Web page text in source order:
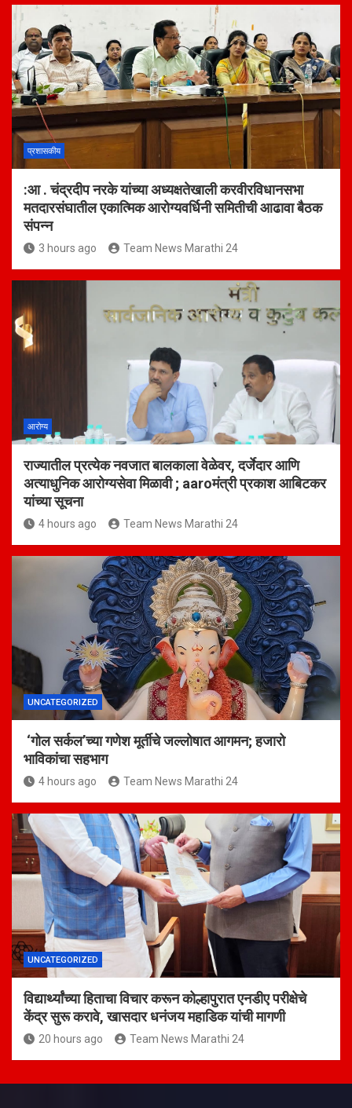
प्रशासकीय
:आ . चंद्रदीप नरके यांच्या अध्यक्षतेखाली करवीरविधानसभा
मतदारसंघातील एकात्मिक आरोग्यवर्धिनी समितीची आढावा बैठक
संपन्न
3 hours ago Team News Marathi 24
आरोग्य
राज्यातील प्रत्येक नवजात बालकाला वेळेवर, दर्जेदार आणि
अत्याधुनिक आरोग्यसेवा मिळावी ; aaroमंत्री प्रकाश आबिटकर
यांच्या सूचना
4 hours ago Team News Marathi 24
UNCATEGORIZED
‘गोल सर्कल’च्या गणेश मूर्तीचे जल्लोषात आगमन; हजारो
भाविकांचा सहभाग
4 hours ago Team News Marathi 24
UNCATEGORIZED
विद्यार्थ्यांच्या हिताचा विचार करून कोल्हापुरात एनडीए परीक्षेचे
केंद्र सुरू करावे, खासदार धनंजय महाडिक यांची मागणी
20 hours ago Team News Marathi 24